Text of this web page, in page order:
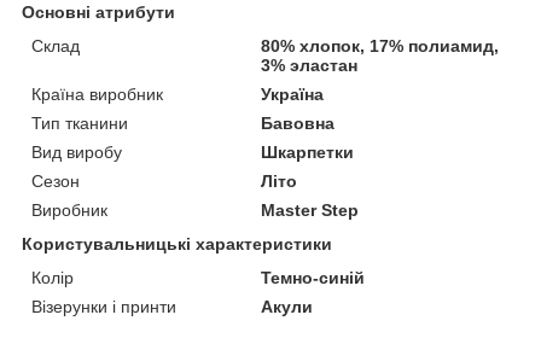
Основні атрибути
Склад
80% хлопок, 17% полиамид,
3% эластан
Країна виробник
Україна
Тип тканини
Бавовна
Вид виробу
Шкарпетки
Сезон
Літо
Виробник
Master Step
Користувальницькі характеристики
Колір
Темно-синій
Візерунки і принти
Акули